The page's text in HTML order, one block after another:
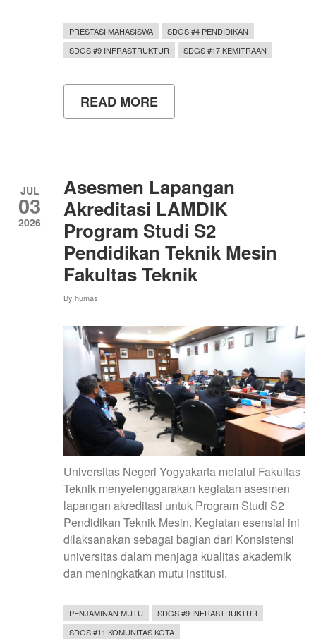
PRESTASI MAHASISWA
SDGS #4 PENDIDIKAN
SDGS #9 INFRASTRUKTUR
SDGS #17 KEMITRAAN
READ MORE
MAESTRO-
NASIONAL,
RAIH
JUARA
II
DAN
BEST
STRATEGY
DI
JUL
03
2026
Asesmen Lapangan
Akreditasi LAMDIK
Program Studi S2
Pendidikan Teknik Mesin
Fakultas Teknik
By humas
Universitas Negeri Yogyakarta melalui Fakultas
Teknik menyelenggarakan kegiatan asesmen
lapangan akreditasi untuk Program Studi S2
Pendidikan Teknik Mesin. Kegiatan esensial ini
dilaksanakan sebagai bagian dari Konsistensi
universitas dalam menjaga kualitas akademik
dan meningkatkan mutu institusi.
PENJAMINAN MUTU
SDGS #9 INFRASTRUKTUR
SDGS #11 KOMUNITAS KOTA